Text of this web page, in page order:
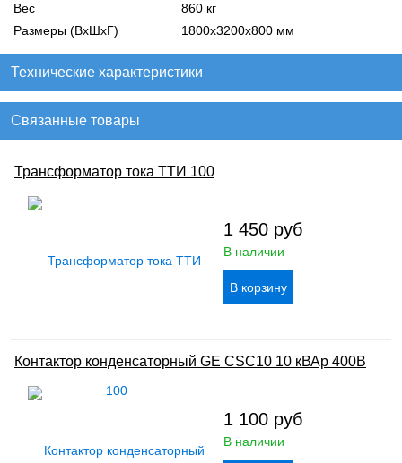
Вес
860 кг
Размеры (ВхШхГ)
1800х3200х800 мм
Технические характеристики
Связанные товары
Трансформатор тока ТТИ 100
1 450 руб
В наличии
Контактор конденсаторный GE CSC10 10 кВАр 400В
1 100 руб
В наличии